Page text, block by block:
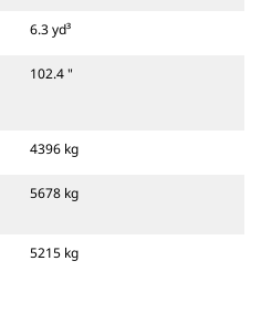
6.3 yd³
102.4 "
4396 kg
5678 kg
5215 kg